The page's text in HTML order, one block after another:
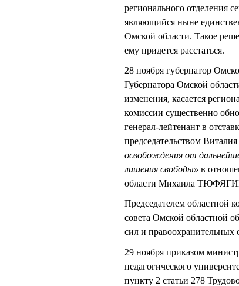
регионального отделения
являющийся ныне
Омской области. Такое
ему придется расстаться.
28 ноября губернатор
Губернатора Омской
изменения, касается
комиссии существенно
генерал-лейтенант в
председательством
освобождения от
лишения свободы» в
области Михаила
Председателем областной
совета Омской областной
сил и правоохранительных
29 ноября приказом
педагогического
пункту 2 статьи 278